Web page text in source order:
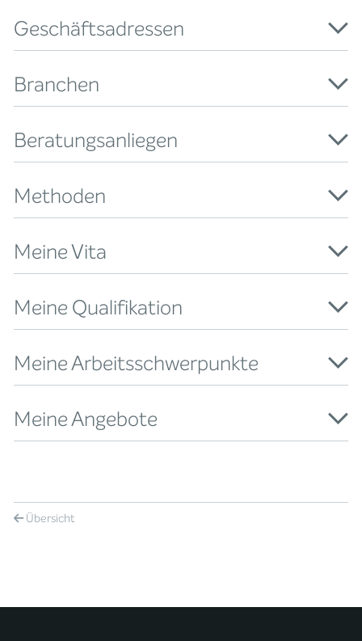
Geschäftsadressen
Branchen
Beratungsanliegen
Methoden
Meine Vita
Meine Qualifikation
Meine Arbeitsschwerpunkte
Meine Angebote
Übersicht